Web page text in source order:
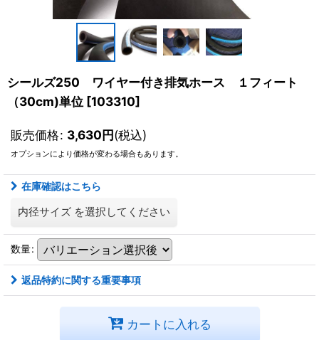
シールズ250 ワイヤー付き排気ホース １フィート
（30cm)単位 [103310]
販売価格: 3,630円(税込)
オプションにより価格が変わる場合もあります。
在庫確認はこちら
内径サイズ を選択してください
数量:
返品特約に関する重要事項
カートに入れる